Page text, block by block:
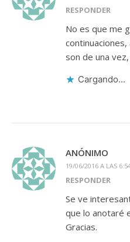
RESPONDER
No es que me
son de una
Cargando...
ANÓNIMO
19/06/2016 A LAS
RESPONDER
Se ve
que lo anotaré
Gracias.